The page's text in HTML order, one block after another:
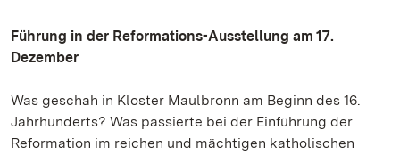
Führung in der Reformations-Ausstellung am 17.
Dezember
Was geschah in Kloster Maulbronn am Beginn des 16.
Jahrhunderts? Was passierte bei der Einführung der
Reformation im reichen und mächtigen katholischen